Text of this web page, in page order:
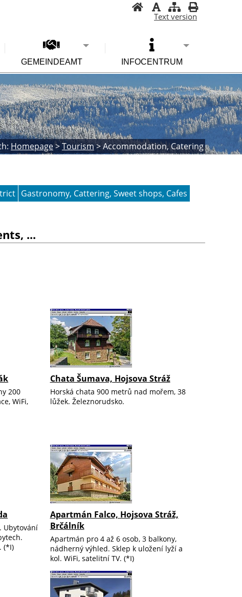
Text version
GEMEINDEAMT INFOCENTRUM
Homepage>Tourism>Accommodation, Catering
Gastronomy, Cattering, Sweet shops, Cafes
...
200
WiFi,
Chata Šumava, Hojsova Stráž
Horská chata 900 metrů nad mořem, 38
lůžek. Železnorudsko.
Ubytování
(*I)
Apartmán Falco, Hojsova Stráž,
Brčálník
Apartmán pro 4 až 6 osob, 3 balkony,
nádherný výhled. Sklep k uložení lyží a
kol. WiFi, satelitní TV. (*I)